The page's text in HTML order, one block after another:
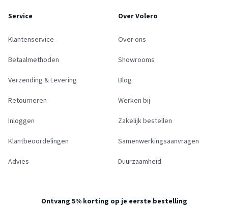
Service
Klantenservice
Betaalmethoden
Verzending & Levering
Retourneren
Inloggen
Klantbeoordelingen
Advies
Over Volero
Over ons
Showrooms
Blog
Werken bij
Zakelijk bestellen
Samenwerkingsaanvragen
Duurzaamheid
Ontvang 5% korting op je eerste bestelling